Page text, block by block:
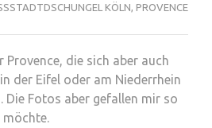
KÖLN , PROVENCE
Provence, die sich aber auch
der Eifel oder am Niederrhein
Die Fotos aber gefallen mir so
möchte.